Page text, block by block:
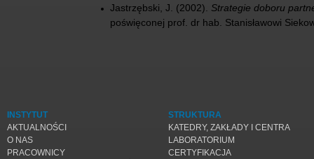
Jastrzębski, J. (2002). Strategie doboru
poświęconej prof. dr hab. Stanisławowi
INSTYTUT
AKTUALNOŚCI
O NAS
PRACOWNICY
STRUKTURA
KATEDRY, ZAKŁADY I CENTRA
LABORATORIUM
CERTYFIKACJA